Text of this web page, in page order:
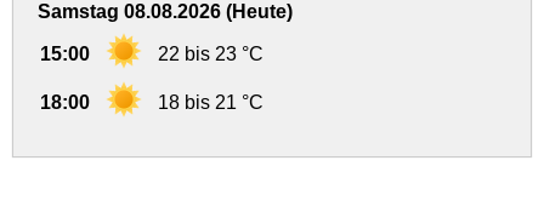
Samstag 08.08.2026 (Heute)
15:00 22 bis 23 °C
18:00 18 bis 21 °C